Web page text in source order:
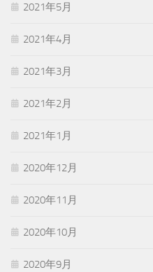
2021年5月
2021年4月
2021年3月
2021年2月
2021年1月
2020年12月
2020年11月
2020年10月
2020年9月